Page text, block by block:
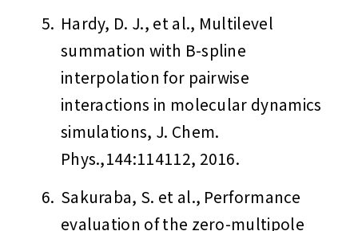
5. Hardy, D. J., et al., Multilevel
summation with B-spline
interpolation for pairwise
interactions in molecular dynamics
simulations, J. Chem.
Phys.,144:114112, 2016.
6. Sakuraba, S. et al., Performance
evaluation of the zero-multipole